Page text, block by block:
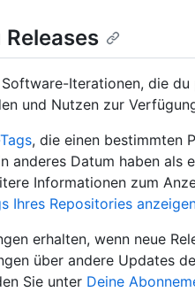
Iterationen, die
und Nutzen zur
, die einen bestimmten
anderes Datum haben als
Informationen zum
Ihres Repositories
erhalten, wenn neue
über andere Updates
Sie unter Deine